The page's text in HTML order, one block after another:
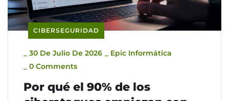
CIBERSEGURIDAD
30 De Julio De 2026
Epic Informática
0 Comments
Por qué el 90% de los